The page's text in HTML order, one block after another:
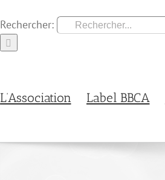
Rechercher:
L’Association Label BBCA